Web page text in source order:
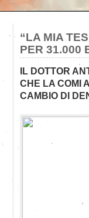
“LA MIA
PER 31.000
IL DOTTOR
CHE LA COMI
CAMBIO DI